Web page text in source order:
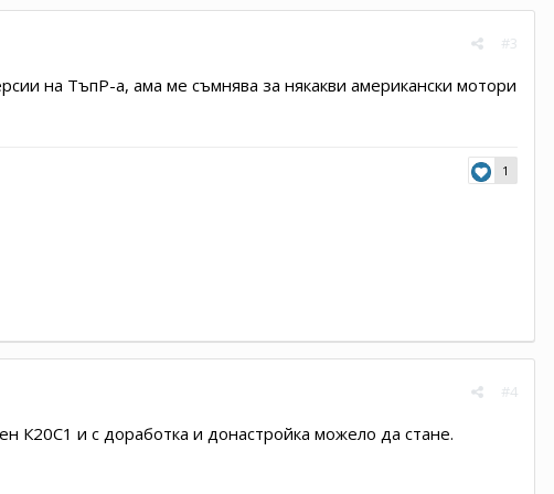
#3
на ТъпР-а, ама ме съмнява за някакви американски мотори
1
#4
К20С1 и с доработка и донастройка можело да стане.